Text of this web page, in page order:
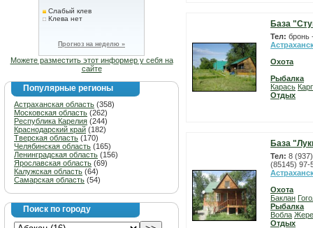
Слабый клев
Клева нет
Прогноз на неделю »
Можете разместить этот информер у себя на
сайте
Популярные регионы
Астраханская область (358)
Московская область (262)
Республика Карелия (244)
Краснодарский край (182)
Тверская область (170)
Челябинская область (165)
Ленинградская область (156)
Ярославская область (69)
Калужская область (64)
Самарская область (54)
Поиск по городу
База
Тел: бронь
Охота
Рыбалка
Карась
Отдых
База
Тел: 8
(85145) 97-
Охота
Баклан
Рыбалка
Вобла
Отдых